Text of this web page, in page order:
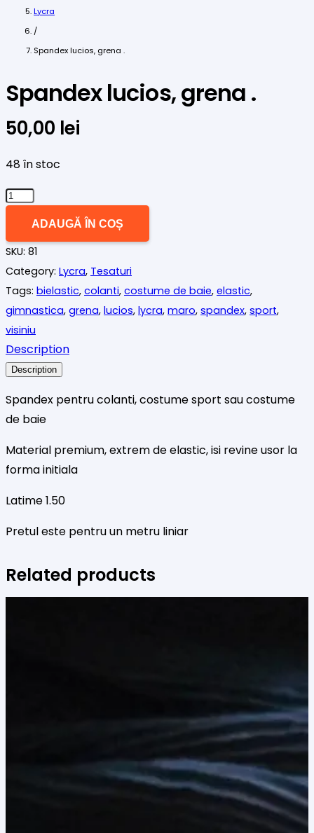
Lycra
/
Spandex lucios, grena .
Spandex lucios, grena .
50,00 lei
48 în stoc
Cantitate
grena
.
ADAUGĂ ÎN COȘ
SKU: 81
Category: Lycra, Tesaturi
Tags: bielastic, colanti, costume de baie, elastic,
gimnastica, grena, lucios, lycra, maro, spandex, sport,
visiniu
Description
Description
Spandex pentru colanti, costume sport sau costume
de baie
Material premium, extrem de elastic, isi revine usor la
forma initiala
Latime 1.50
Pretul este pentru un metru liniar
Related products